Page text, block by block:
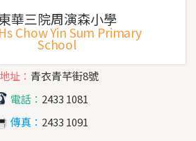
華三院周演森小學
Chow Yin Sum Primary
School
地址： 青衣青芊街8號
電話： 2433 1081
傳真： 2433 1091